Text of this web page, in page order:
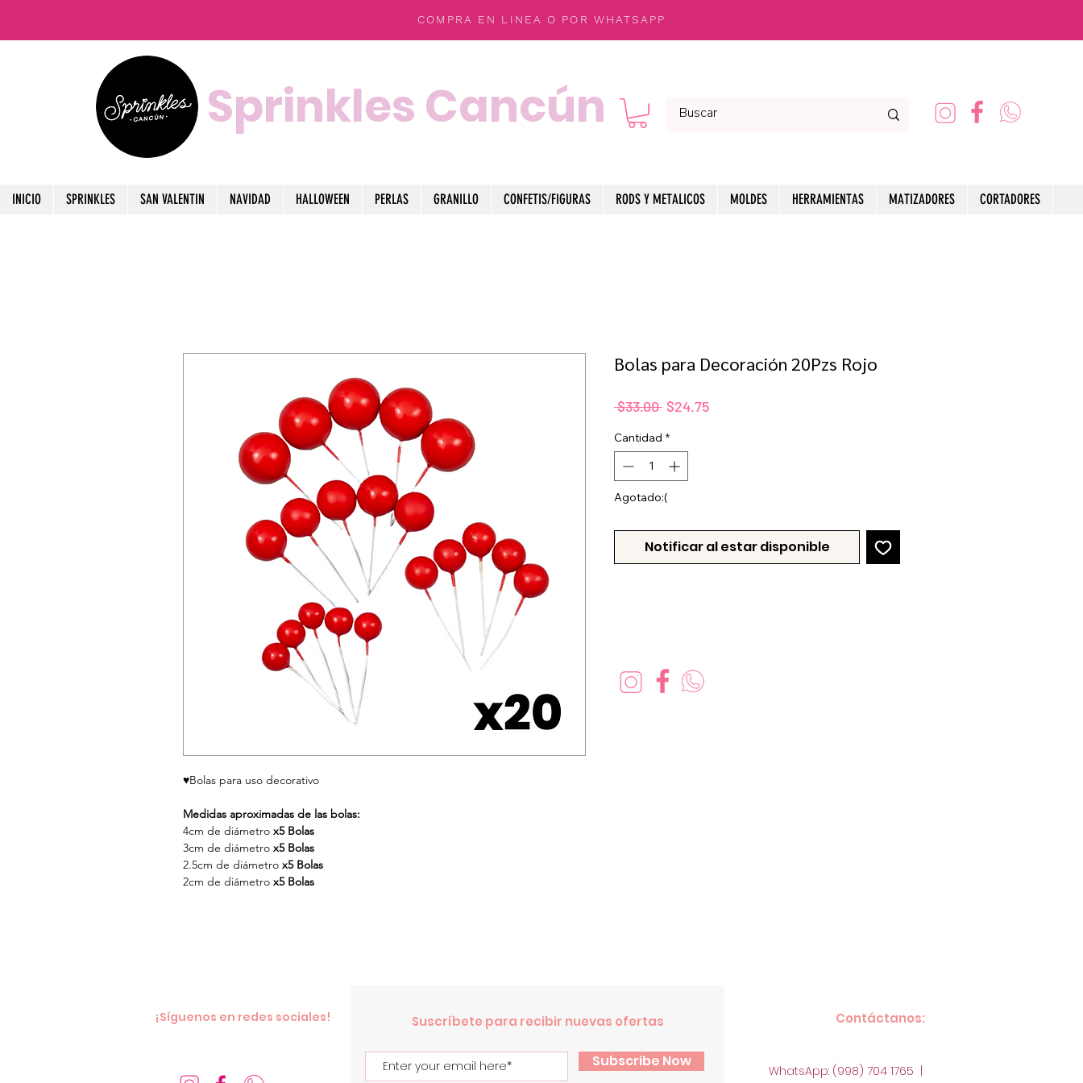
COMPRA EN LINEA O POR WHATSAPP
Sprinkles Cancún
INICIO SPRINKLES SAN VALENTIN NAVIDAD HALLOWEEN PERLAS GRANILLO CONFETIS/FIGURAS RODS Y METALICOS MOLDES HERRAMIENTAS MATIZADORES CORTADORES
♥Bolas para uso decorativo
Medidas aproximadas de las bolas:
4cm de diámetro x5 Bolas
3cm de diámetro x5 Bolas
2.5cm de diámetro x5 Bolas
2cm de diámetro x5 Bolas
Bolas para Decoración 20Pzs Rojo
$33.00 Precio
$24.75Precio
Cantidad *
Agotado:(
Notificar al estar disponible
¡Síguenos en redes sociales! Suscríbete para recibir nuevas ofertas
Subscribe Now
Contáctanos:
WhatsApp: (998) 704 1765 |